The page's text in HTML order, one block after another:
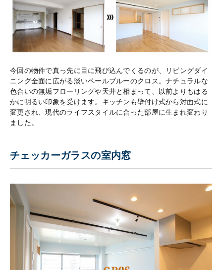
今回の物件で真っ先に目に飛び込んでくるのが、リビングダイ
ニング全面に広がる淡いペールブルーのクロス。ナチュラルな
色合いの無垢フローリングや天井と相まって、以前よりもはる
かに明るい印象を受けます。キッチンも壁付け式から対面式に
変更され、現代のライフスタイルに合った部屋に生まれ変わり
ました。
チェッカーガラスの室内窓